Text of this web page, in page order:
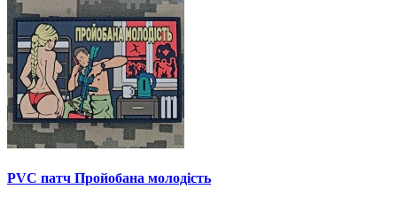
PVC патч Пройобана молодість